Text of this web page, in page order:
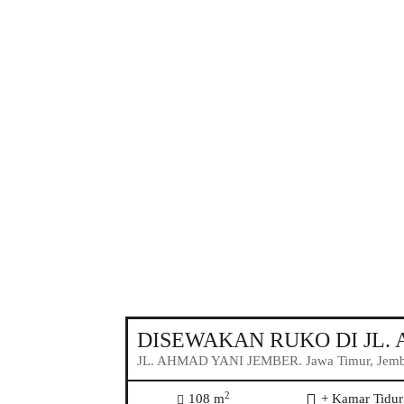
DISEWAKAN RUKO DI JL.
JL. AHMAD YANI JEMBER. Jawa Timur,
108 m2 + Kamar Tidur